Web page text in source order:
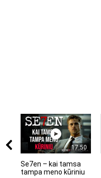
17:50
Se7en – kai tamsa
tampa meno kūriniu